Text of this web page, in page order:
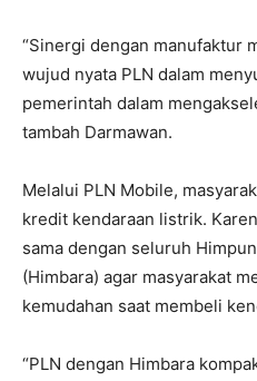
“Sinergi dengan manufaktur
wujud nyata PLN dalam
pemerintah dalam
tambah Darmawan.
Melalui PLN Mobile,
kredit kendaraan listrik.
sama dengan seluruh
(Himbara) agar masyarakat
kemudahan saat membeli
“PLN dengan Himbara